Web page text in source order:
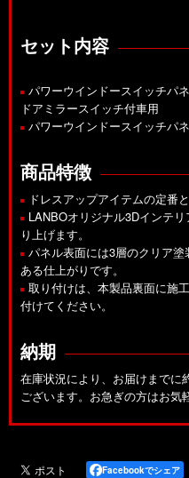
セット内容
パワーウインドースイッチパ
ドアミラースイッチ付車用
パワーウインドースイッチパ
商品特徴
ドレスアップアイテムの定番
LANBOオリジナル3Dインテ
り上げます。
パネル表面には3層のクリア
ある仕上がりです。
取り付けは、本製品裏面に施
付けてください。
納期
在庫状況により、お届けまでに
ございます。お急ぎの方はお気
Facebookでシェア